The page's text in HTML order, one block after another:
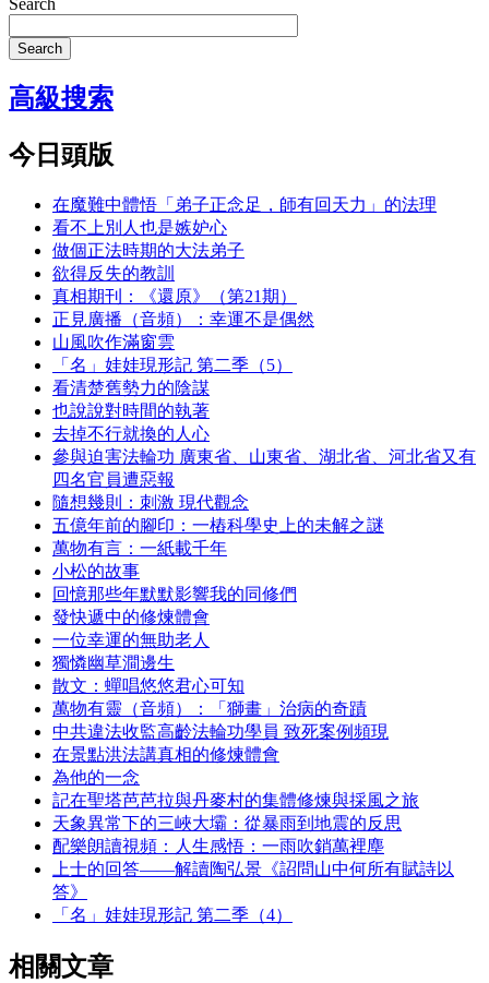
Search
高級搜索
今日頭版
在魔難中體悟「弟子正念足，師有回天力」的法理
看不上別人也是嫉妒心
做個正法時期的大法弟子
欲得反失的教訓
真相期刊：《還原》（第21期）
正見廣播（音頻）：幸運不是偶然
山風吹作滿窗雲
「名」娃娃現形記 第二季（5）
看清楚舊勢力的陰謀
也說說對時間的執著
去掉不行就換的人心
參與迫害法輪功 廣東省、山東省、湖北省、河北省又有
四名官員遭惡報
隨想幾則：刺激 現代觀念
五億年前的腳印：一樁科學史上的未解之謎
萬物有言：一紙載千年
小松的故事
回憶那些年默默影響我的同修們
發快遞中的修煉體會
一位幸運的無助老人
獨憐幽草澗邊生
散文：蟬唱悠悠君心可知
萬物有靈（音頻）：「獅畫」治病的奇蹟
中共違法收監高齡法輪功學員 致死案例頻現
在景點洪法講真相的修煉體會
為他的一念
記在聖塔芭芭拉與丹麥村的集體修煉與採風之旅
天象異常下的三峽大壩：從暴雨到地震的反思
配樂朗讀視頻：人生感悟：一雨吹銷萬裡塵
上士的回答——解讀陶弘景《詔問山中何所有賦詩以
答》
「名」娃娃現形記 第二季（4）
相關文章